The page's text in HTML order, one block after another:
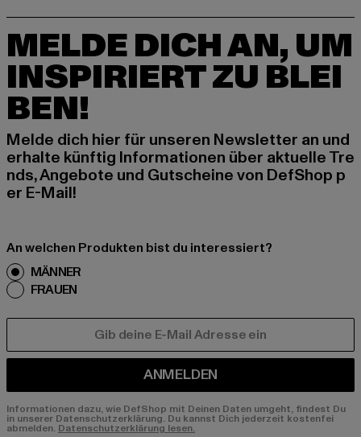
MELDE DICH AN, UM
INSPIRIERT ZU BLEI
BEN!
Melde dich hier für unseren Newsletter an und
erhalte künftig Informationen über aktuelle Tre
nds, Angebote und Gutscheine von DefShop p
er E-Mail!
An welchen Produkten bist du interessiert?
MÄNNER
FRAUEN
ANMELDEN
Informationen dazu, wie DefShop mit Deinen Daten umgeht, findest Du
in unserer Datenschutzerklärung. Du kannst Dich jederzeit kostenfei
abmelden. Datenschutzerklärung lesen.